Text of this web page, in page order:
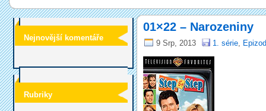
Nejnovější komentáře
Rubriky
01×22 – Narozeniny
9 Srp, 2013 1. série,